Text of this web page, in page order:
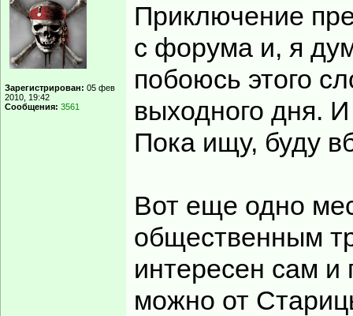
Зарегистрирован: 05 фев
2010, 19:42
Сообщения: 3561
Приключение
с форума и, я
побоюсь этого
выходного дня.
Пока ищу, буду
Вот еще одно
общественным
интересен сам
можно от